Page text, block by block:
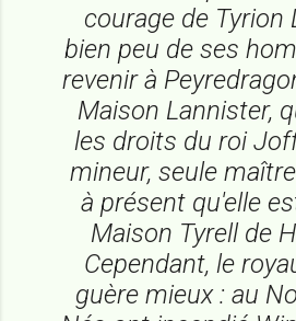
courage de Tyrion
bien peu de ses
revenir à
Maison Lannister,
les droits du roi
mineur, seule
à présent qu'elle
Maison Tyrell de
Cependant, le
guère mieux : au